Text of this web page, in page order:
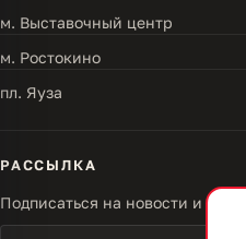
м. Выставочный центр
м. Ростокино
пл. Яуза
РАССЫЛКА
Подписаться на новости и акции